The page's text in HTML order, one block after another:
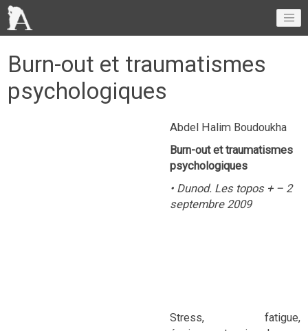
Burn-out et traumatismes
psychologiques
Abdel Halim Boudoukha
Burn-out et traumatismes
psychologiques
• Dunod. Les topos + – 2
septembre 2009
Stress, fatigue,